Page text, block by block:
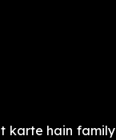
karte hain family